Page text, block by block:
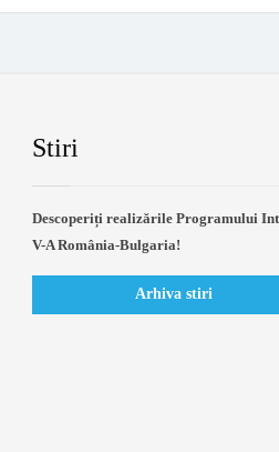
Stiri
Descoperiți realizările Programului
V-A România-Bulgaria!
Arhiva stiri